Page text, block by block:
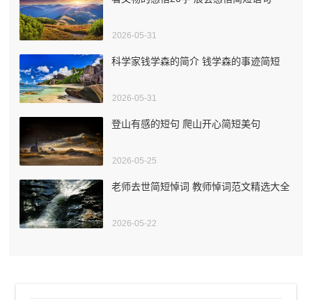
2026-05-31
科学家钱学森的简介 钱学森的事迹简短
2026-05-31
登山有感的短句 爬山开心简短美句
2026-05-25
老师去世简短悼词 教师悼词范文精选大全
2026-05-22